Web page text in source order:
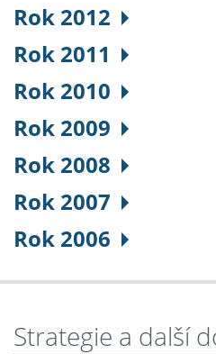
Rok 2012
Rok 2011
Rok 2010
Rok 2009
Rok 2008
Rok 2007
Rok 2006
Strategie a další